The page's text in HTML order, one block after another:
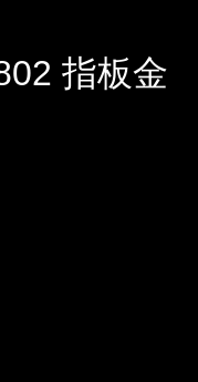
指板金